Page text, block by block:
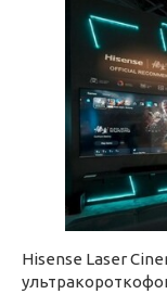
Hisense Laser